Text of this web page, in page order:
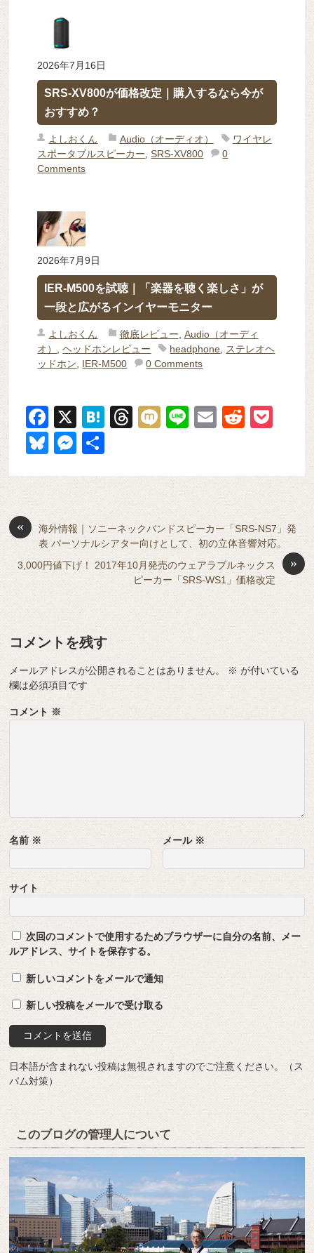
2026年7月16日
SRS-XV800が価格改定｜購入するなら今が
おすすめ？
よしおくん Audio（オーディオ）
ワイヤレ
スポータブルスピーカー ,SRS-XV800
0
Comments
2026年7月9日
IER-M500を試聴｜「楽器を聴く楽しさ」が
一段と広がるインイヤーモニター
よしおくん 徹底レビュー, Audio（オーディ
オ） ,ヘッドホンレビュー headphone, ステレオヘ
ッドホン, IER-M500 0 Comments
F
a
c
e
o
o
k
X
H
n
T
a
s
M
Li
E
R
di et
Bl
y
M
n
g
er
«
海外情報｜ソニーネックバンドスピーカー「SRS-NS7」発
表 パーソナルシアター向けとして、初の立体音響対応。
»
3,000円値下げ！ 2017年10月発売のウェアラブルネックス
ピーカー「SRS-WS1」価格改定
コメントを残す
メールアドレスが公開されることはありません。 ※ が付いている
欄は必須項目です
コメント ※
名前 ※ メール ※
サイト
次回のコメントで使用するためブラウザーに自分の名前、メー
ルアドレス、サイトを保存する。
新しいコメントをメールで通知
新しい投稿をメールで受け取る
日本語が含まれない投稿は無視されますのでご注意ください。（ス
パム対策）
このブログの管理人について